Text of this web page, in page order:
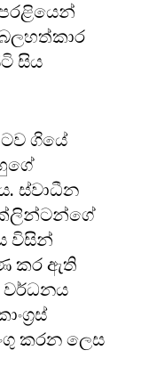
සිය
ගියේ
ස්වාධීන
ක්ලින්ටන්ගේ
විසින්
කර ඇති
වර්ධනය
කරන ලෙස